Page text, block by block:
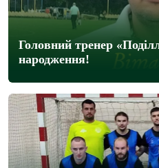
Головний тренер
народження!